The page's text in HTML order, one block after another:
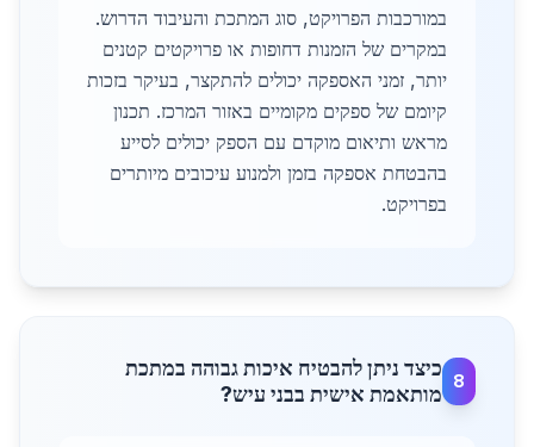
במורכבות הפרויקט, סוג המתכת והעיבוד הדרוש.
במקרים של הזמנות דחופות או פרויקטים קטנים
יותר, זמני האספקה יכולים להתקצר, בעיקר בזכות
קיומם של ספקים מקומיים באזור המרכז. תכנון
מראש ותיאום מוקדם עם הספק יכולים לסייע
בהבטחת אספקה בזמן ולמנוע עיכובים מיותרים
בפרויקט.
8
כיצד ניתן להבטיח איכות גבוהה במתכת
מותאמת אישית בבני עיש?